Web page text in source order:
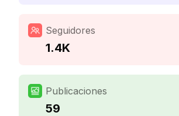
Seguidores
1.4K
Publicaciones
59